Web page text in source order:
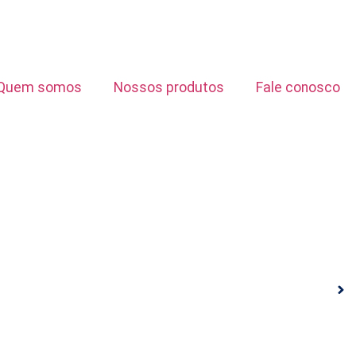
somos Nossos produtos Fale conosco